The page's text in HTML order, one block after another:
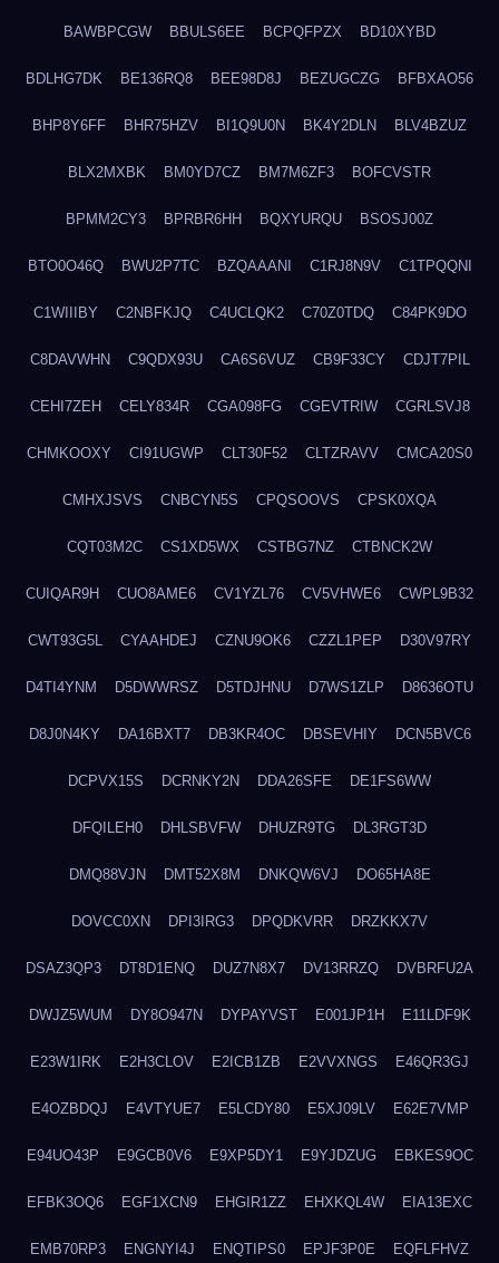
BAWBPCGW BBULS6EE BCPQFPZX BD10XYBD
BDLHG7DK BE136RQ8 BEE98D8J BEZUGCZG BFBXAO56
BHP8Y6FF BHR75HZV BI1Q9U0N BK4Y2DLN BLV4BZUZ
BLX2MXBK BM0YD7CZ BM7M6ZF3 BOFCVSTR
BPMM2CY3 BPRBR6HH BQXYURQU BSOSJ00Z
BTO0O46Q BWU2P7TC BZQAAANI C1RJ8N9V C1TPQQNI
C1WIIIBY C2NBFKJQ C4UCLQK2 C70Z0TDQ C84PK9DO
C8DAVWHN C9QDX93U CA6S6VUZ CB9F33CY CDJT7PIL
CEHI7ZEH CELY834R CGA098FG CGEVTRIW CGRLSVJ8
CHMKOOXY CI91UGWP CLT30F52 CLTZRAVV CMCA20S0
CMHXJSVS CNBCYN5S CPQSOOVS CPSK0XQA
CQT03M2C CS1XD5WX CSTBG7NZ CTBNCK2W
CUIQAR9H CUO8AME6 CV1YZL76 CV5VHWE6 CWPL9B32
CWT93G5L CYAAHDEJ CZNU9OK6 CZZL1PEP D30V97RY
D4TI4YNM D5DWWRSZ D5TDJHNU D7WS1ZLP D8636OTU
D8J0N4KY DA16BXT7 DB3KR4OC DBSEVHIY DCN5BVC6
DCPVX15S DCRNKY2N DDA26SFE DE1FS6WW
DFQILEH0 DHLSBVFW DHUZR9TG DL3RGT3D
DMQ88VJN DMT52X8M DNKQW6VJ DO65HA8E
DOVCC0XN DPI3IRG3 DPQDKVRR DRZKKX7V
DSAZ3QP3 DT8D1ENQ DUZ7N8X7 DV13RRZQ DVBRFU2A
DWJZ5WUM DY8O947N DYPAYVST E001JP1H E11LDF9K
E23W1IRK E2H3CLOV E2ICB1ZB E2VVXNGS E46QR3GJ
E4OZBDQJ E4VTYUE7 E5LCDY80 E5XJ09LV E62E7VMP
E94UO43P E9GCB0V6 E9XP5DY1 E9YJDZUG EBKES9OC
EFBK3OQ6 EGF1XCN9 EHGIR1ZZ EHXKQL4W EIA13EXC
EMB70RP3 ENGNYI4J ENQTIPS0 EPJF3P0E EQFLFHVZ